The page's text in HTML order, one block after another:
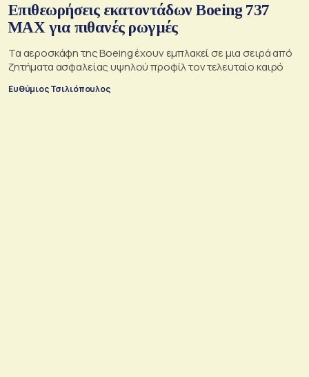
Επιθεωρήσεις εκατοντάδων Boeing 737
MAX για πιθανές ρωγμές
Τα αεροσκάφη της Boeing έχουν εμπλακεί σε μια σειρά από
ζητήματα ασφαλείας υψηλού προφίλ τον τελευταίο καιρό
Ευθύμιος Τσιλιόπουλος